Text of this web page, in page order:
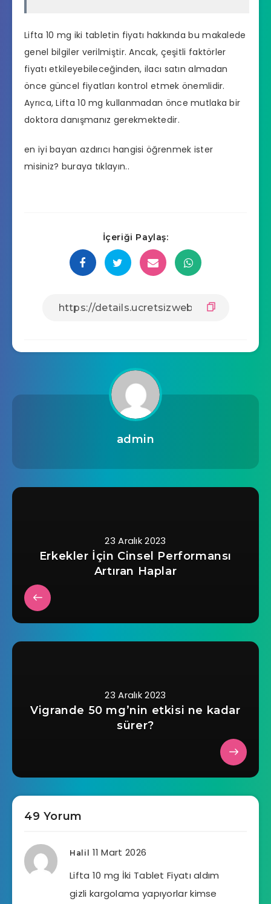
Lifta 10 mg iki tabletin fiyatı hakkında bu makalede
genel bilgiler verilmiştir. Ancak, çeşitli faktörler
fiyatı etkileyebileceğinden, ilacı satın almadan
önce güncel fiyatları kontrol etmek önemlidir.
Ayrıca, Lifta 10 mg kullanmadan önce mutlaka bir
doktora danışmanız gerekmektedir.
en iyi bayan azdırıcı hangisi öğrenmek ister
misiniz? buraya tıklayın..
İçeriği Paylaş:
admin
23 Aralık 2023
Erkekler İçin Cinsel Performansı
Artıran Haplar
23 Aralık 2023
Vigrande 50 mg’nin etkisi ne kadar
sürer?
49 Yorum
Halil
11 Mart 2026
Lifta 10 mg İki Tablet Fiyatı aldım
gizli kargolama yapıyorlar kimse